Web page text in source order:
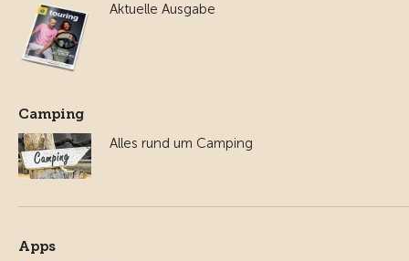
Aktuelle Ausgabe
Camping
Alles rund um Camping
Apps